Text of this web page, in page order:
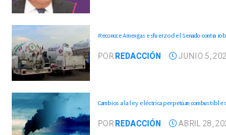
Reconoce Amexgas esfuerzo del Senado contra
POR REDACCIÓN JUNIO 5,
Cambios a la ley eléctrica perpetúan
POR REDACCIÓN ABRIL 28,